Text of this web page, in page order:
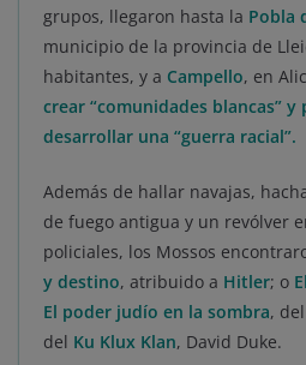
grupos, llegaron hasta la Pobla
municipio de la provincia de
habitantes, y a Campello, en
crear “comunidades blancas” y
desarrollar una “guerra racial”.
Además de hallar navajas,
de fuego antigua y un revólver
policiales, los Mossos
y destino, atribuido a Hitler; o
El poder judío en la sombra,
del Ku Klux Klan, David Duke.
No dar mi información
Opciones de cookies
Rechazar cookies